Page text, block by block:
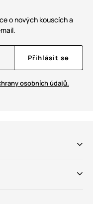
o nových kouscích a
Přihlásit se
osobních údajů.